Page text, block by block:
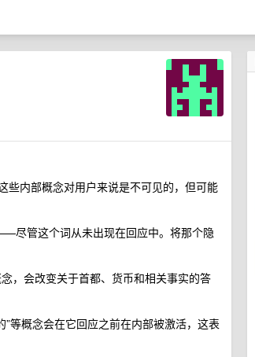
些内部概念对用户来说是不可见的，但可能
尽管这个词从未出现在回应中。将那个隐
，会改变关于首都、货币和相关事实的答
等概念会在它回应之前在内部被激活，这表